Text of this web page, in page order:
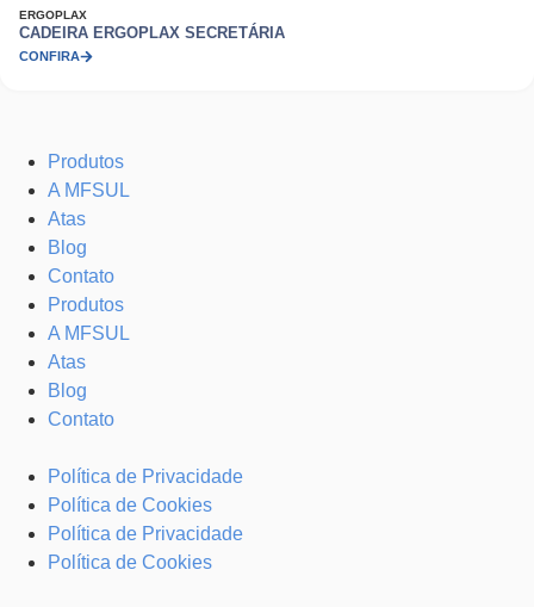
ERGOPLAX
CADEIRA ERGOPLAX SECRETÁRIA
CONFIRA
Produtos
A MFSUL
Atas
Blog
Contato
Produtos
A MFSUL
Atas
Blog
Contato
Política de Privacidade
Política de Cookies
Política de Privacidade
Política de Cookies